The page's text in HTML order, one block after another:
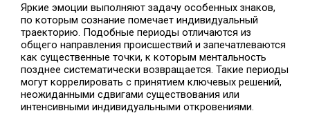
Яркие эмоции выполняют задачу особенных знаков,
по которым сознание помечает индивидуальный
траекторию. Подобные периоды отличаются из
общего направления происшествий и запечатлеваются
как существенные точки, к которым ментальность
позднее систематически возвращается. Такие периоды
могут коррелировать с принятием ключевых решений,
неожиданными сдвигами существования или
интенсивными индивидуальными откровениями.